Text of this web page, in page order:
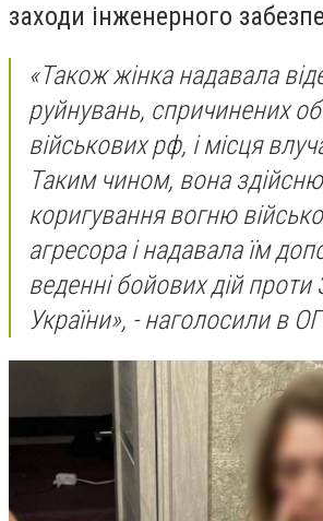
заходи інженерного
«Також жінка надавала
руйнувань, спричинених
військових рф, і місця
Таким чином, вона
коригування вогню
агресора і надавала їм
веденні бойових дій
України», - наголосили в